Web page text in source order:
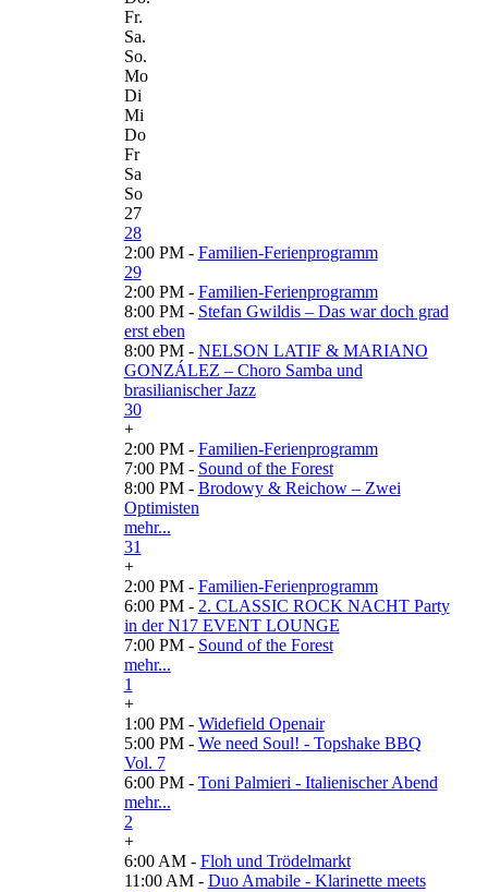
Fr.
Sa.
So.
Mo
Di
Mi
Do
Fr
Sa
So
27
28
2:00 PM - Familien-Ferienprogramm
29
2:00 PM - Familien-Ferienprogramm
8:00 PM - Stefan Gwildis – Das war doch grad
erst eben
8:00 PM - NELSON LATIF & MARIANO
GONZÁLEZ – Choro Samba und
brasilianischer Jazz
30
+
2:00 PM - Familien-Ferienprogramm
7:00 PM - Sound of the Forest
8:00 PM - Brodowy & Reichow – Zwei
Optimisten
mehr...
31
+
2:00 PM - Familien-Ferienprogramm
6:00 PM - 2. CLASSIC ROCK NACHT Party
in der N17 EVENT LOUNGE
7:00 PM - Sound of the Forest
mehr...
1
+
1:00 PM - Widefield Openair
5:00 PM - We need Soul! - Topshake BBQ
Vol. 7
6:00 PM - Toni Palmieri - Italienischer Abend
mehr...
2
+
6:00 AM - Floh und Trödelmarkt
11:00 AM - Duo Amabile - Klarinette meets